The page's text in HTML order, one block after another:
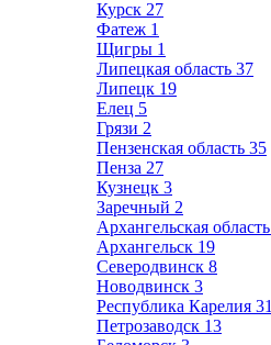
Курск 27
Фатеж 1
Щигры 1
Липецкая область 37
Липецк 19
Елец 5
Грязи 2
Пензенская область 35
Пенза 27
Кузнецк 3
Заречный 2
Архангельская область
Архангельск 19
Северодвинск 8
Новодвинск 3
Республика Карелия 31
Петрозаводск 13